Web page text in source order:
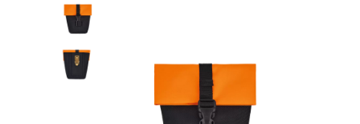
Nieuws